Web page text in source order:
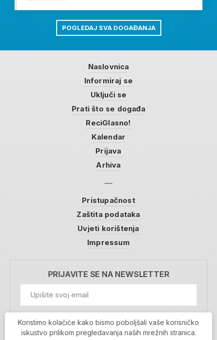
POGLEDAJ SVA DOGAĐANJA
Naslovnica
Informiraj se
Uključi se
Prati što se događa
ReciGlasno!
Kalendar
Prijava
Arhiva
Pristupačnost
Zaštita podataka
Uvjeti korištenja
Impressum
PRIJAVITE SE NA NEWSLETTER
Prihvaćam da se moji podaci spremaju u bazu
podataka i koriste u svrhu slanja MojaRijeka
Koristimo kolačiće kako bismo poboljšali vaše korisničko
iskustvo prilikom pregledavanja naših mrežnih stranica.